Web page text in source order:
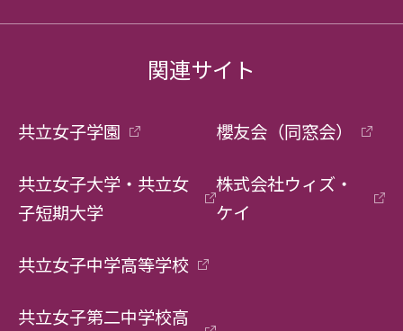
関連サイト
共立女子学園
共立女子大学・共立女
子短期大学
共立女子中学高等学校
共立女子第二中学校高
櫻友会（同窓会）
株式会社ウィズ・
ケイ